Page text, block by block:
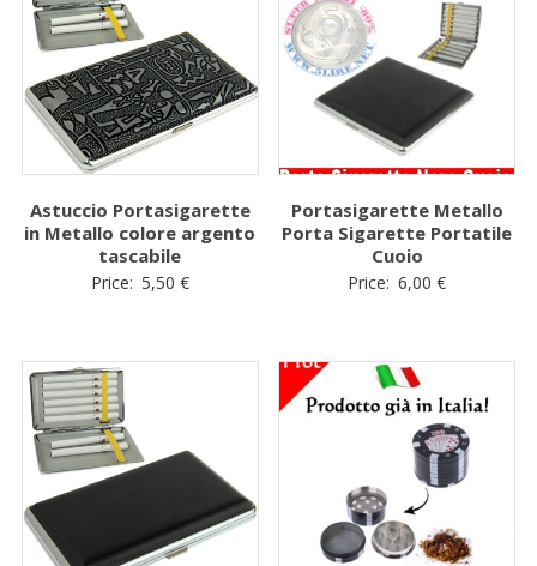
Astuccio Portasigarette
in Metallo colore argento
tascabile
Price: 5,50 €
Portasigarette Metallo
Porta Sigarette Portatile
Cuoio
Price: 6,00€